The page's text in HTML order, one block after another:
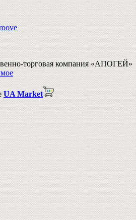
торговая компания «АПОГЕЙ»
UA Market